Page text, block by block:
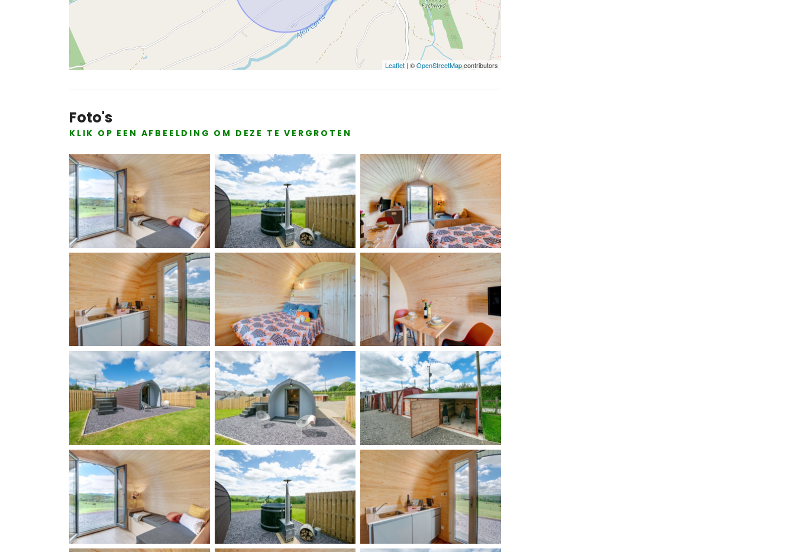
Leaflet | ©OpenStreetMapcontributors
Foto's
KLIK OP EEN AFBEELDING OM DEZE TE VERGROTEN